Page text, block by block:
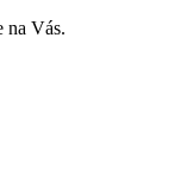
na Vás.